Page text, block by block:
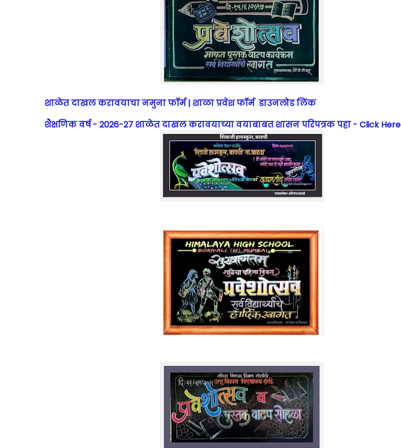
शाळेत दाखल करावयाचा नमुना फॉर्म | शाळा प्रवेश फॉर्म डाउनलोड लिंक
शैक्षणिक वर्ष - 2026-27 शाळेत दाखल करावयाच्या वयाबाबत शासन परिपत्रक पहा - Click Here